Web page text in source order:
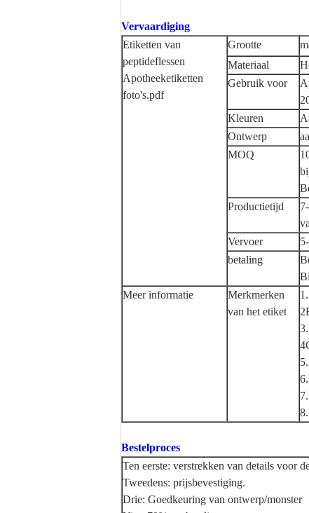
Vervaardiging
Etiketten van
peptideflessen
Apotheeketiketten
foto's.pdf
Grootte
Materiaal
Gebruik voor
Kleuren
Ontwerp
MOQ
Productietijd
Vervoer
betaling
Meer informatie
Merkmerken
van het etiket
Bestelproces
Ten eerste: verstrekken van details voor
Tweedens: prijsbevestiging.
Drie: Goedkeuring van ontwerp/monster